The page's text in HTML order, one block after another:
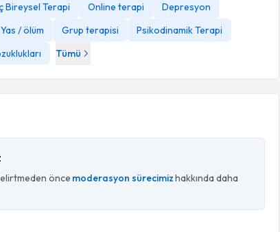
Bireysel Terapi Online terapi
Depresyon
Yas / ölüm Grup terapisi
Psikodinamik Terapi
Tümü
önce moderasyon sürecimizhakkında daha